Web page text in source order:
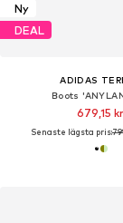
Ny
DEAL
ADIDAS
Boots
679,15 kr
Senaste lägsta pris: